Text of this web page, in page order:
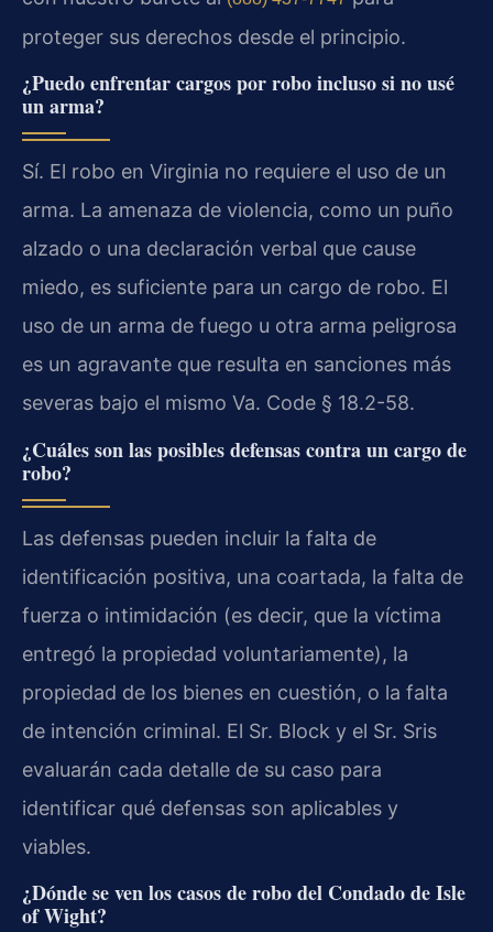
proteger sus derechos desde el principio.
¿Puedo enfrentar cargos por robo incluso si no usé
un arma?
Sí. El robo en Virginia no requiere el uso de un
arma. La amenaza de violencia, como un puño
alzado o una declaración verbal que cause
miedo, es suficiente para un cargo de robo. El
uso de un arma de fuego u otra arma peligrosa
es un agravante que resulta en sanciones más
severas bajo el mismo Va. Code § 18.2-58.
¿Cuáles son las posibles defensas contra un cargo de
robo?
Las defensas pueden incluir la falta de
identificación positiva, una coartada, la falta de
fuerza o intimidación (es decir, que la víctima
entregó la propiedad voluntariamente), la
propiedad de los bienes en cuestión, o la falta
de intención criminal. El Sr. Block y el Sr. Sris
evaluarán cada detalle de su caso para
identificar qué defensas son aplicables y
viables.
¿Dónde se ven los casos de robo del Condado de Isle
of Wight?